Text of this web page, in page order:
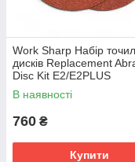
Work Sharp Набір
дисків Replacement
Disc Kit E2/E2PLUS
В наявності
760 ₴
Купити